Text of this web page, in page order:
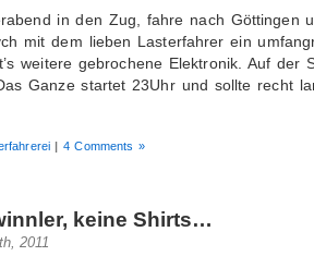
in den Zug, fahre nach Göttingen
mit dem lieben Lasterfahrer ein
weitere gebrochene Elektronik. Auf der
Ganze startet 23Uhr und sollte recht
| 4 Comments »
keine Shirts…
2011